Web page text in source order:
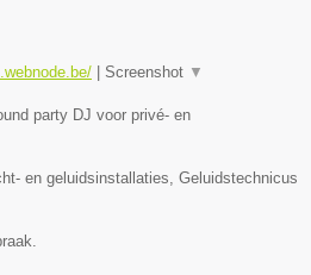
Screenshot ▼
party DJ voor privé- en
en geluidsinstallaties, Geluidstechnicus